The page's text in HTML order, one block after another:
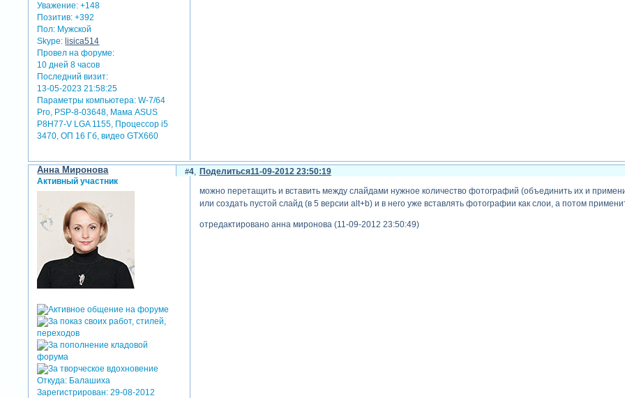
Уважение: +148
Позитив: +392
Пол: Мужской
Skype: lisica514
Провел на форуме:
10 дней 8 часов
Последний визит:
13-05-2023 21:58:25
Параметры компьютера: W-7/64
Pro, PSP-8-03648, Мама ASUS
P8H77-V LGA 1155, Процессор i5
3470, ОП 16 Гб, видео GTX660
Поделиться
4 11-09-2012 23:50:19
Анна Миронова
Активный участник
Откуда: Балашиха
Зарегистрирован: 29-08-2012
можно перетащить и вставить между слайдами нужное количество фотографий (объединить их и
или создать пустой слайд (в 5 версии alt+b) и в него уже вставлять фотографии как слои, а потом
отредактировано анна миронова (11-09-2012 23:50:49)